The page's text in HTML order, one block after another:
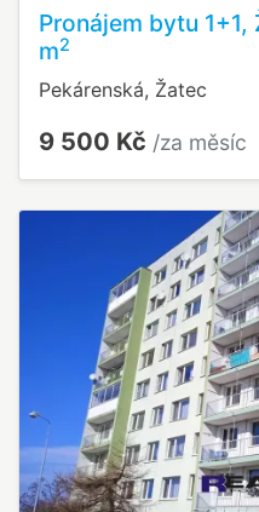
Pronájem bytu
m2
Pekárenská, Žatec
9 500 Kč /za měsíc